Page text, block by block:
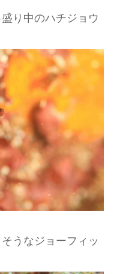
り中のハチジョウ
うなジョーフィッ